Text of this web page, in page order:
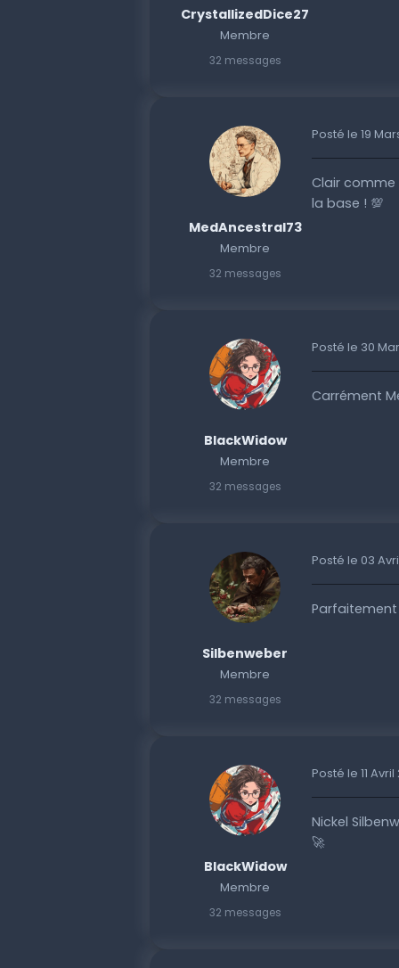
CrystallizedDice27
Membre
32 messages
MedAncestral73
Membre
32 messages
Posté le 19
Clair comme
la base ! 💯
BlackWidow
Membre
32 messages
Posté le 30
Carrément
Silbenweber
Membre
32 messages
Posté le 03
Parfaitement
BlackWidow
Membre
32 messages
Posté le 11
Nickel
🚀